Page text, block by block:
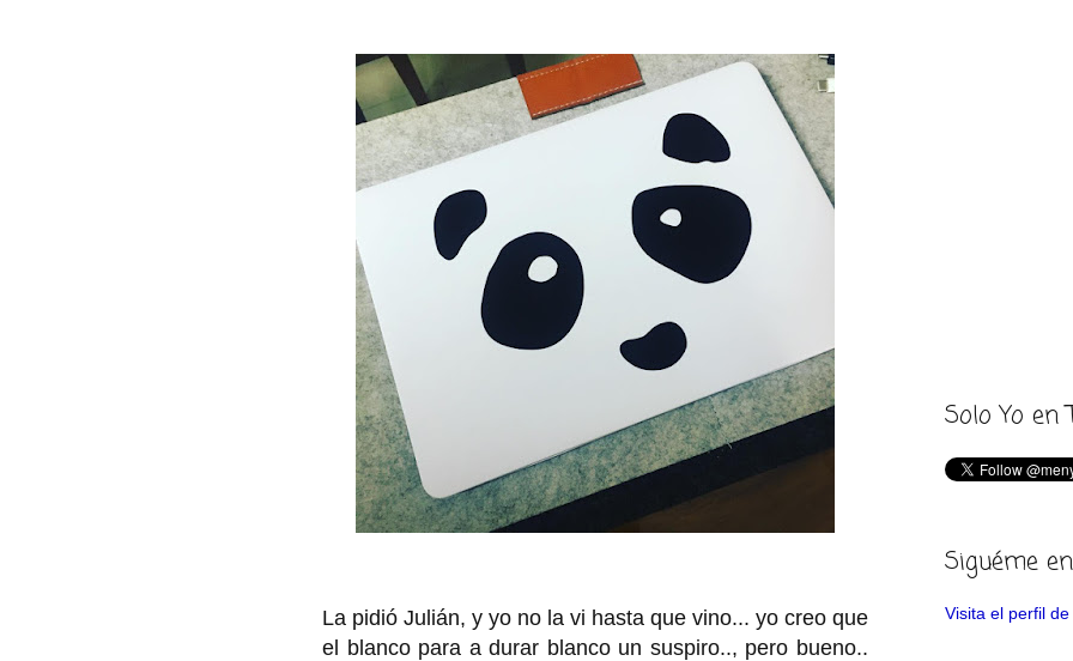
La pidió Julián, y yo no la vi hasta que vino... yo creo que
el blanco para a durar blanco un suspiro.., pero bueno..
Solo Yo en
Siguéme
Visita el perfil